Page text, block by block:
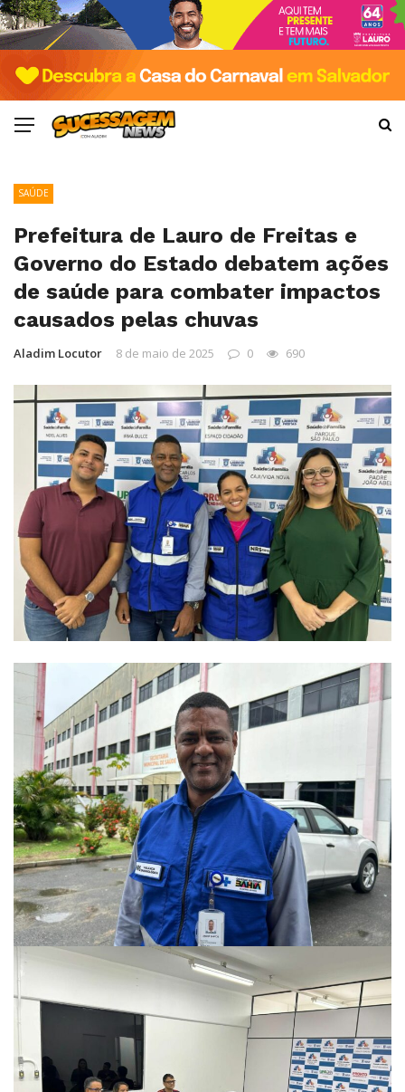
SAÚDE
Prefeitura de Lauro de Freitas e
Governo do Estado debatem ações
de saúde para combater impactos
causados pelas chuvas
Aladim Locutor 8 de maio de 2025 0 690